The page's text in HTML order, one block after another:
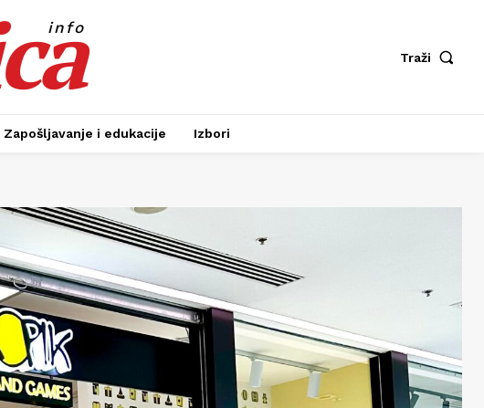
info
Traži
Zapošljavanje i edukacije Izbori